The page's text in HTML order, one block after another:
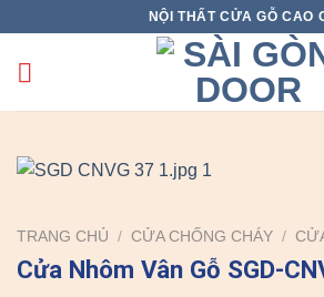
content
NỘI THẤT CỬA GỖ CAO
TRANG CHỦ / CỬA CHỐNG CHÁY /
Cửa Nhôm Vân Gỗ SGD-